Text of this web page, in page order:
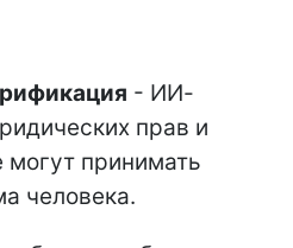
- ИИ-
прав и
могут принимать
человека.